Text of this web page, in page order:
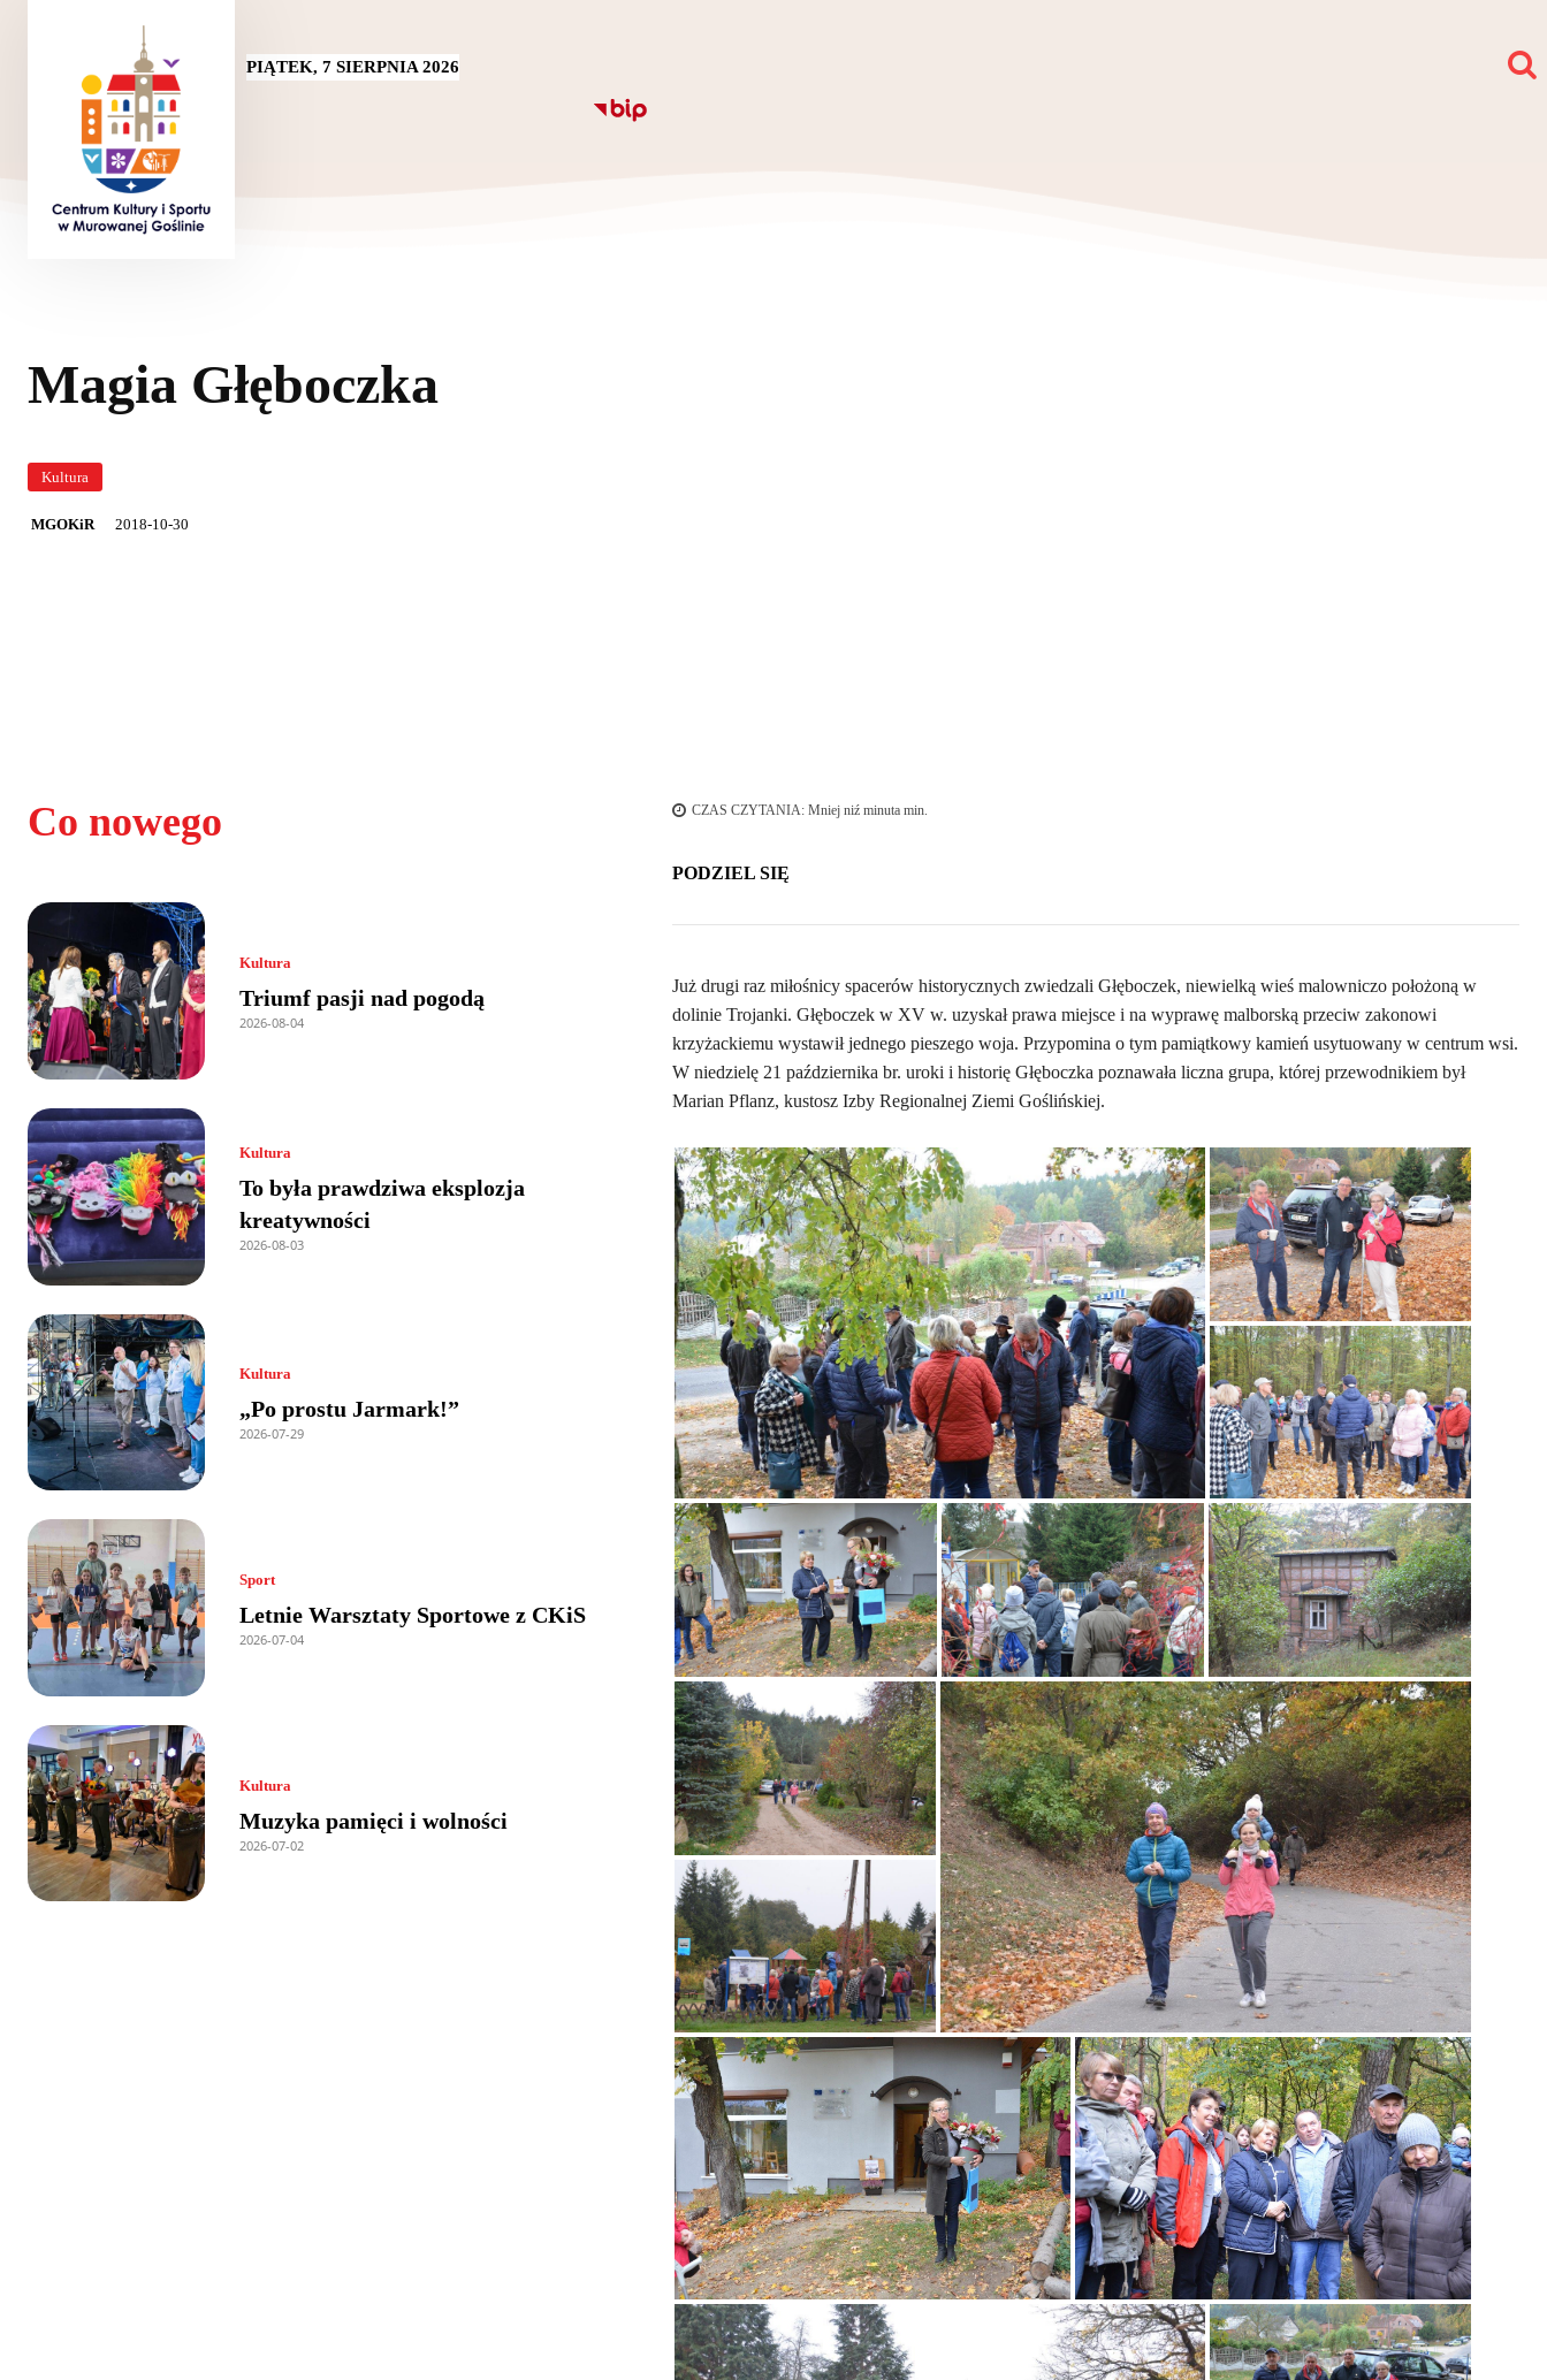
PIĄTEK, 7 SIERPNIA 2026
Magia Głęboczka
Kultura
MGOKiR 2018-10-30
Co nowego
Kultura
Triumf pasji nad pogodą
2026-08-04
Kultura
To była prawdziwa eksplozja
kreatywności
2026-08-03
Kultura
„Po prostu Jarmark!”
2026-07-29
Sport
Letnie Warsztaty Sportowe z CKiS
2026-07-04
Kultura
Muzyka pamięci i wolności
2026-07-02
CZAS CZYTANIA: Mniej niź minuta min.
PODZIEL SIĘ
Już drugi raz miłośnicy spacerów historycznych zwiedzali Głęboczek, niewielką wieś malowniczo położoną w
dolinie Trojanki. Głęboczek w XV w. uzyskał prawa miejsce i na wyprawę malborską przeciw zakonowi
krzyżackiemu wystawił jednego pieszego woja. Przypomina o tym pamiątkowy kamień usytuowany w centrum wsi.
W niedzielę 21 października br. uroki i historię Głęboczka poznawała liczna grupa, której przewodnikiem był
Marian Pflanz, kustosz Izby Regionalnej Ziemi Goślińskiej.